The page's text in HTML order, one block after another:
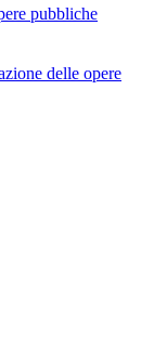
pubbliche
delle opere